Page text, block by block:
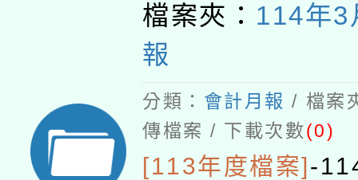
檔案夾： 114年3
報
分類： 會計月報 / 檔案
傳檔案 / 下載次數(0)
[113年度檔案]-